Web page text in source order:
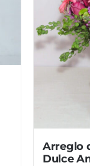
Arreglo
Dulce